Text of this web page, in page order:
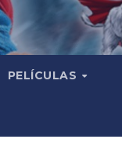
PELÍCULAS